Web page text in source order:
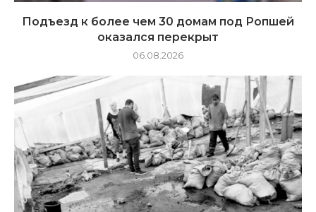
Подъезд к более чем 30 домам под Ропшей
оказался перекрыт
06.08.2026